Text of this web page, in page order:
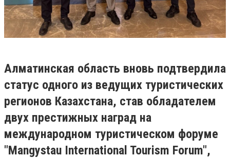
Алматинская область вновь подтвердила
статус одного из ведущих туристических
регионов Казахстана, став обладателем
двух престижных наград на
международном туристическом форуме
"Mangystau International Tourism Forum",